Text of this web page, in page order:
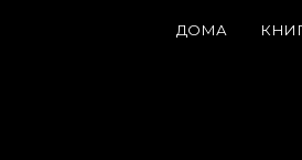
ДОМА